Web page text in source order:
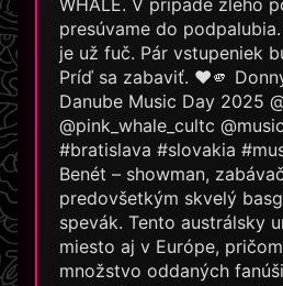
WHALE. V prípade zlého
presúvame do
je už fuč. Pár vstupeniek
Príď sa zabaviť. ❤🫵
Danube Music Day 2025
@pink_whale_cultc
#bratislava #slovakia
Benét – showman,
predovšetkým skvelý
spevák. Tento austrálsky
miesto aj v Európe,
množstvo oddaných